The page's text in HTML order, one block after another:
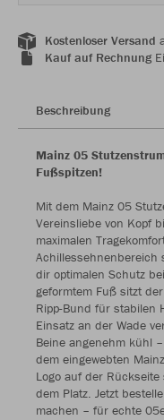
Kostenloser Versand
Kauf auf Rechnung
Beschreibung
Mainz 05
Fußspitzen!
Mit dem Mainz 05
Vereinsliebe von Kopf
maximalen
Achillessehnenbereich
dir optimalen Schutz
geformtem Fuß sitzt
Ripp-Bund für stabilen
Einsatz an der Wade
Beine angenehm kühl
dem eingewebten
Logo auf der
dem Platz. Jetzt
machen – für echte